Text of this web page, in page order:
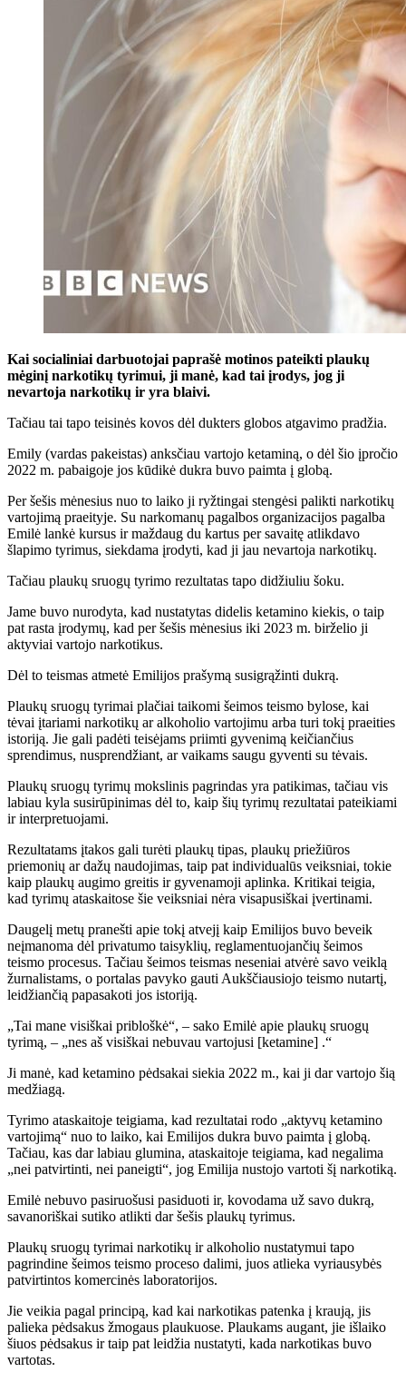
Kai socialiniai darbuotojai paprašė motinos pateikti plaukų
mėginį narkotikų tyrimui, ji manė, kad tai įrodys, jog ji
nevartoja narkotikų ir yra blaivi.
Tačiau tai tapo teisinės kovos dėl dukters globos atgavimo pradžia.
Emily (vardas pakeistas) anksčiau vartojo ketaminą, o dėl šio įpročio
2022 m. pabaigoje jos kūdikė dukra buvo paimta į globą.
Per šešis mėnesius nuo to laiko ji ryžtingai stengėsi palikti narkotikų
vartojimą praeityje. Su narkomanų pagalbos organizacijos pagalba
Emilė lankė kursus ir maždaug du kartus per savaitę atlikdavo
šlapimo tyrimus, siekdama įrodyti, kad ji jau nevartoja narkotikų.
Tačiau plaukų sruogų tyrimo rezultatas tapo didžiuliu šoku.
Jame buvo nurodyta, kad nustatytas didelis ketamino kiekis, o taip
pat rasta įrodymų, kad per šešis mėnesius iki 2023 m. birželio ji
aktyviai vartojo narkotikus.
Dėl to teismas atmetė Emilijos prašymą susigrąžinti dukrą.
Plaukų sruogų tyrimai plačiai taikomi šeimos teismo bylose, kai
tėvai įtariami narkotikų ar alkoholio vartojimu arba turi tokį praeities
istoriją. Jie gali padėti teisėjams priimti gyvenimą keičiančius
sprendimus, nusprendžiant, ar vaikams saugu gyventi su tėvais.
Plaukų sruogų tyrimų mokslinis pagrindas yra patikimas, tačiau vis
labiau kyla susirūpinimas dėl to, kaip šių tyrimų rezultatai pateikiami
ir interpretuojami.
Rezultatams įtakos gali turėti plaukų tipas, plaukų priežiūros
priemonių ar dažų naudojimas, taip pat individualūs veiksniai, tokie
kaip plaukų augimo greitis ir gyvenamoji aplinka. Kritikai teigia,
kad tyrimų ataskaitose šie veiksniai nėra visapusiškai įvertinami.
Daugelį metų pranešti apie tokį atvejį kaip Emilijos buvo beveik
neįmanoma dėl privatumo taisyklių, reglamentuojančių šeimos
teismo procesus. Tačiau šeimos teismas neseniai atvėrė savo veiklą
žurnalistams, o portalas pavyko gauti Aukščiausiojo teismo nutartį,
leidžiančią papasakoti jos istoriją.
„Tai mane visiškai pribloškė“, – sako Emilė apie plaukų sruogų
tyrimą, – „nes aš visiškai nebuvau vartojusi [ketamine] .“
Ji manė, kad ketamino pėdsakai siekia 2022 m., kai ji dar vartojo šią
medžiagą.
Tyrimo ataskaitoje teigiama, kad rezultatai rodo „aktyvų ketamino
vartojimą“ nuo to laiko, kai Emilijos dukra buvo paimta į globą.
Tačiau, kas dar labiau glumina, ataskaitoje teigiama, kad negalima
„nei patvirtinti, nei paneigti“, jog Emilija nustojo vartoti šį narkotiką.
Emilė nebuvo pasiruošusi pasiduoti ir, kovodama už savo dukrą,
savanoriškai sutiko atlikti dar šešis plaukų tyrimus.
Plaukų sruogų tyrimai narkotikų ir alkoholio nustatymui tapo
pagrindine šeimos teismo proceso dalimi, juos atlieka vyriausybės
patvirtintos komercinės laboratorijos.
Jie veikia pagal principą, kad kai narkotikas patenka į kraują, jis
palieka pėdsakus žmogaus plaukuose. Plaukams augant, jie išlaiko
šiuos pėdsakus ir taip pat leidžia nustatyti, kada narkotikas buvo
vartotas.